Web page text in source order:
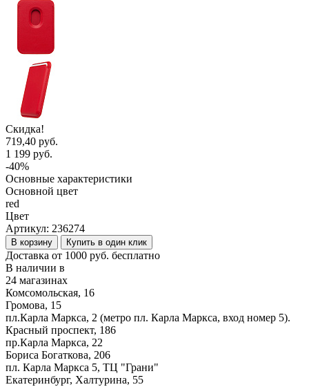
Скидка!
719,40 руб.
1 199 руб.
-40%
Основные характеристики
Основной цвет
red
Цвет
Артикул: 236274
В корзину Купить в один клик
Доставка от 1000 руб. бесплатно
В наличии в
24 магазинах
Комсомольская, 16
Громова, 15
пл.Карла Маркса, 2 (метро пл. Карла Маркса, вход номер 5).
Красный проспект, 186
пр.Карла Маркса, 22
Бориса Богаткова, 206
пл. Карла Маркса 5, ТЦ "Грани"
Екатеринбург, Халтурина, 55